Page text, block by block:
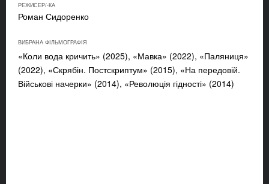
РЕЖИСЕР/-КА
Роман Сидоренко
ВИБРАНА ФІЛЬМОГРАФІЯ
«Коли вода кричить» (2025), «Мавка» (2022), «Паляниця»
(2022), «Скрябін. Постскриптум» (2015), «На передовій.
Військові начерки» (2014), «Революція гідності» (2014)